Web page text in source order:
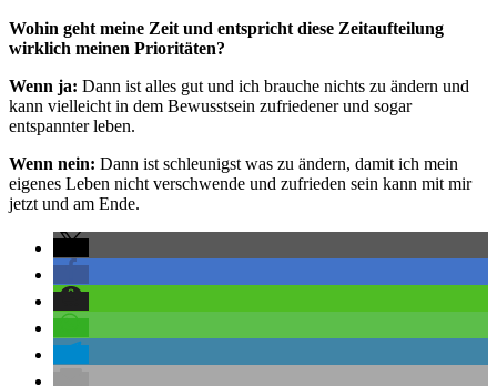
Wohin geht meine Zeit und entspricht diese Zeitaufteilung
wirklich meinen Prioritäten?
Wenn ja: Dann ist alles gut und ich brauche nichts zu ändern und
kann vielleicht in dem Bewusstsein zufriedener und sogar
entspannter leben.
Wenn nein: Dann ist schleunigst was zu ändern, damit ich mein
eigenes Leben nicht verschwende und zufrieden sein kann mit mir
jetzt und am Ende.